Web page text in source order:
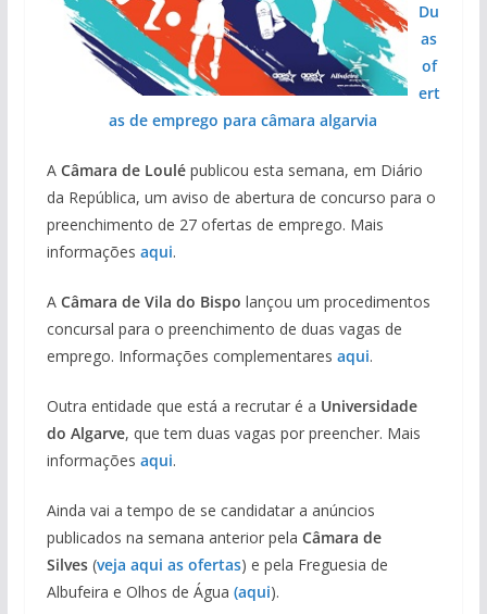
Du
as
of
ert
as de emprego para câmara algarvia
ACâmara de Loulépublicou esta semana, em Diário
da República, um aviso de abertura de concurso para o
preenchimento de 27 ofertas de emprego. Mais
informações aqui.
A Câmara de Vila do Bispo lançou um procedimentos
concursal para o preenchimento de duas vagas de
emprego. Informações complementares aqui.
Outra entidade que está a recrutar é a Universidade
do Algarve, que tem duas vagas por preencher. Mais
informações aqui.
Ainda vai a tempo de se candidatar a anúncios
publicados na semana anterior pela Câmara de
Silves(veja aqui as ofertas) e pela Freguesia de
Albufeira e Olhos de Água (aqui).